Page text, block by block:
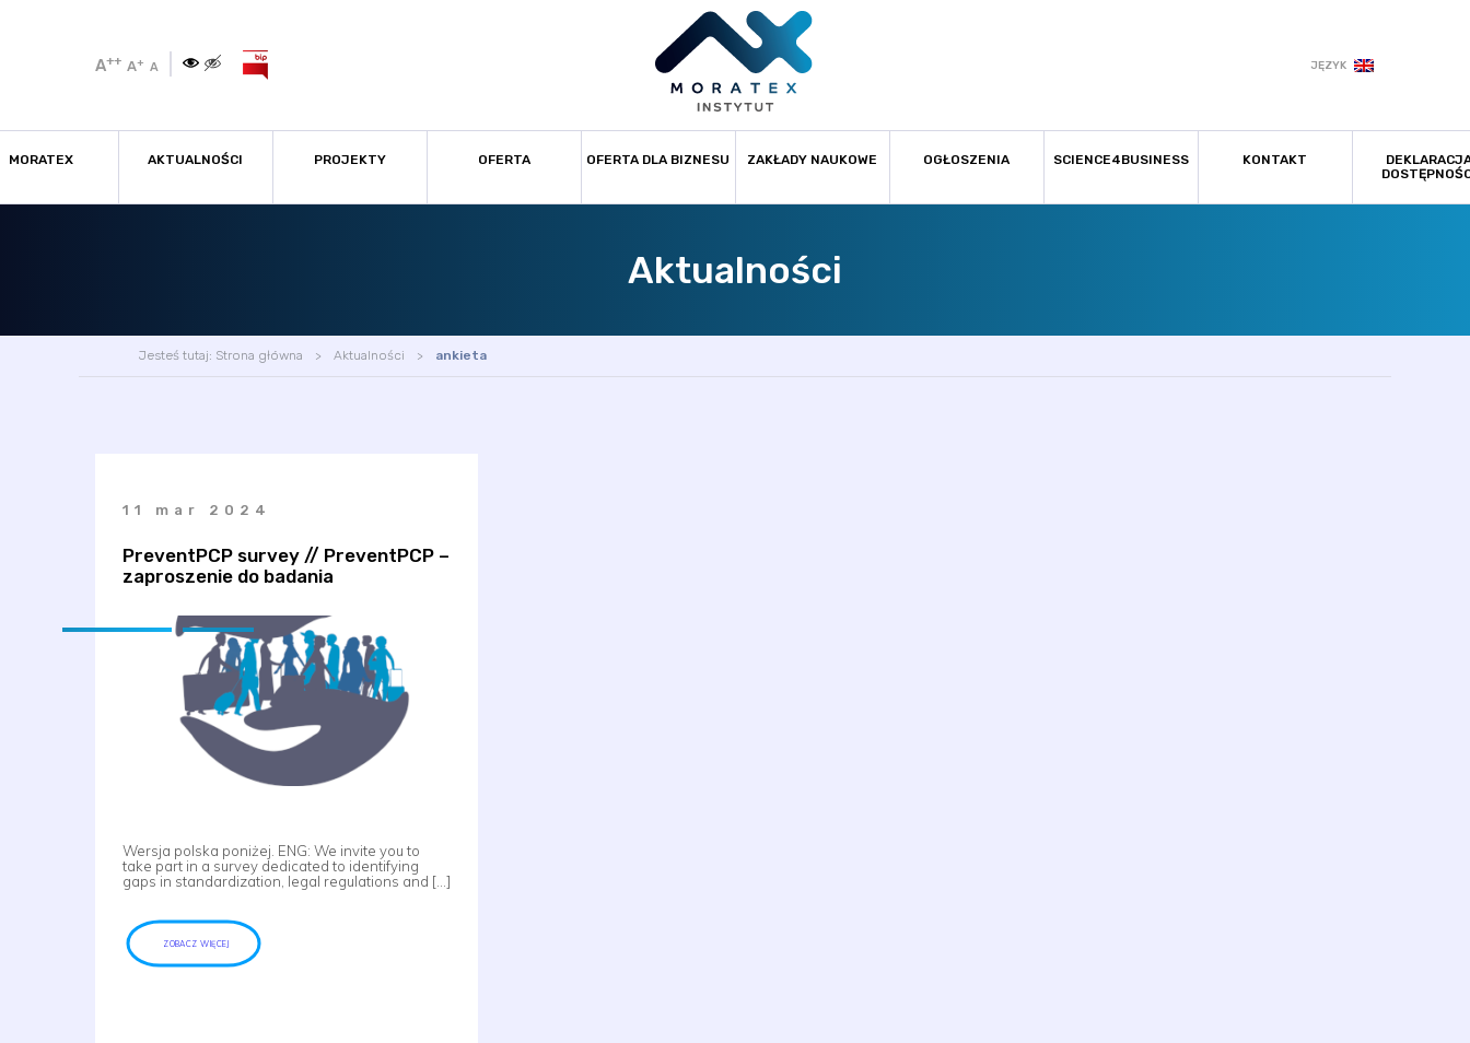
A++ A+ A JĘZYK
MORATEX AKTUALNOŚCI PROJEKTY OFERTA OFERTA DLA BIZNESU ZAKŁADY NAUKOWE OGŁOSZENIA SCIENCE4BUSINESS KONTAKT
Aktualności
Jesteś tutaj: Strona główna Aktualności ankieta
11 mar 2024
PreventPCP survey // PreventPCP –
zaproszenie do badania
Wersja polska poniżej. ENG: We invite you to
take part in a survey dedicated to identifying
gaps in standardization, legal regulations and […]
ZOBACZ WIĘCEJ